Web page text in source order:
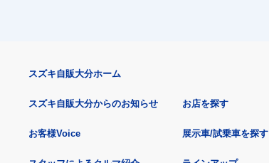
スズキ自販大分ホーム
スズキ自販大分からのお知らせ
お客様Voice
お店を探す
展示車/試乗車を探す